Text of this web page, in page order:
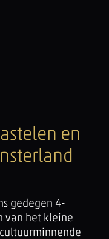
en
gedegen 4-
van het kleine